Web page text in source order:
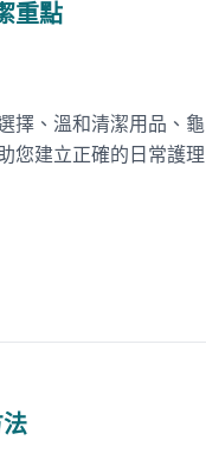
重點
擇、溫和清潔用品、龜
您建立正確的日常護理